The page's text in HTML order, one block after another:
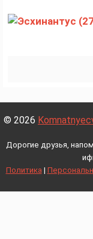
© 2026
Дорогие друзья,
Политика |